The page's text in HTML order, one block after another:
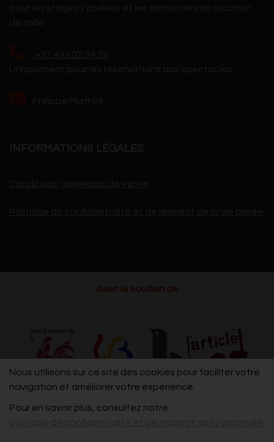
Nous utilisons sur ce site des cookies pour faciliter votre
navigation et améliorer votre expérience.
Pour en savoir plus, consultez notre
Avec le soutien de